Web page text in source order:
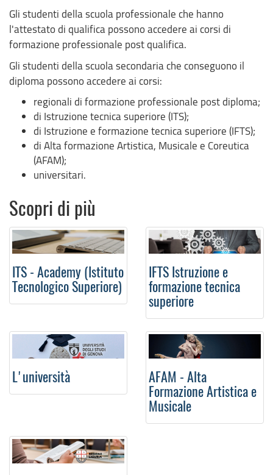
Gli studenti della scuola professionale che hanno
l'attestato di qualifica possono accedere ai corsi di
formazione professionale post qualifica.
Gli studenti della scuola secondaria che conseguono il
diploma possono accedere ai corsi:
regionali di formazione professionale post diploma;
di Istruzione tecnica superiore (ITS);
di Istruzione e formazione tecnica superiore (IFTS);
di Alta formazione Artistica, Musicale e Coreutica
(AFAM);
universitari.
Scopri di più
ITS - Academy (Istituto
Tecnologico Superiore)
IFTS Istruzione e
formazione tecnica
superiore
L'università
AFAM - Alta
Formazione Artistica e
Musicale